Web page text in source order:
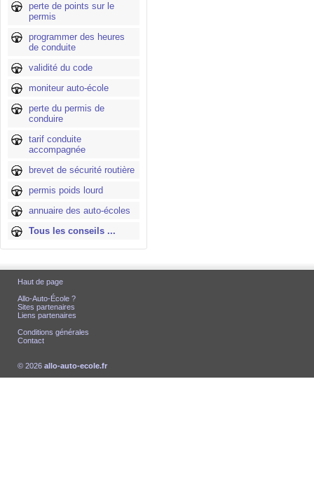
perte de points sur le
permis
programmer des heures
de conduite
validité du code
moniteur auto-école
perte du permis de
conduire
tarif conduite
accompagnée
brevet de sécurité routière
permis poids lourd
annuaire des auto-écoles
Tous les conseils ...
Haut de page
Allo-Auto-École ?
Sites partenaires
Liens partenaires
Conditions générales
Contact
© 2026 allo-auto-ecole.fr